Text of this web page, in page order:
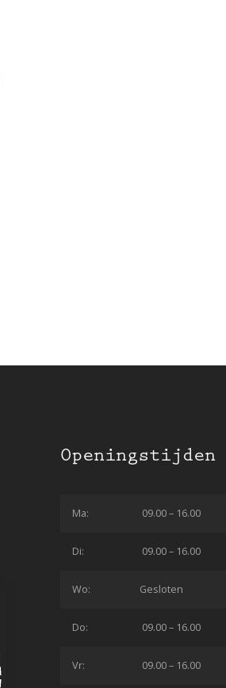
Openingstijden
Ma: 09.00 – 16.00
Di: 09.00 – 16.00
Wo: Gesloten
Do: 09.00 – 16.00
Vr: 09.00 – 16.00